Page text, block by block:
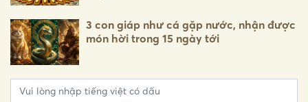
3 con giáp như cá gặp nước, nhận được
món hời trong 15 ngày tới